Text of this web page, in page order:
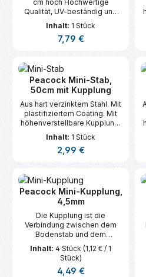
cm hoch Hochwertige
Qualität, UV-beständig und
durch kleine Spalier-Raster
Innovative variable
sich von den Pflanzen nicht
abhebt Farbe dunke
Inhalt: 1 Stück
Regulärer Preis:
7,79 €
Peacock Mini-Stab,
50cm mit Kupplung
Aus hart verzinktem Stahl. Mit
plastifiziertem Coating. Mit
höhenverstellbare Kupplung,
Inhalt: 1 Stück
Regulärer Preis:
2,99 €
Peacock Mini-Kupplung,
4,5mm
Die Kupplung ist die
Verbindung zwischen dem
Bodenstab und dem
Stützring. Da die
Pflanzenstütze
Höhenverstellbar ist, 'wächst'
sie ganz einfach mit der
Inhalt: 4 Stück (1,12 € / 1
Stück)
Regulärer Preis:
4,49 €